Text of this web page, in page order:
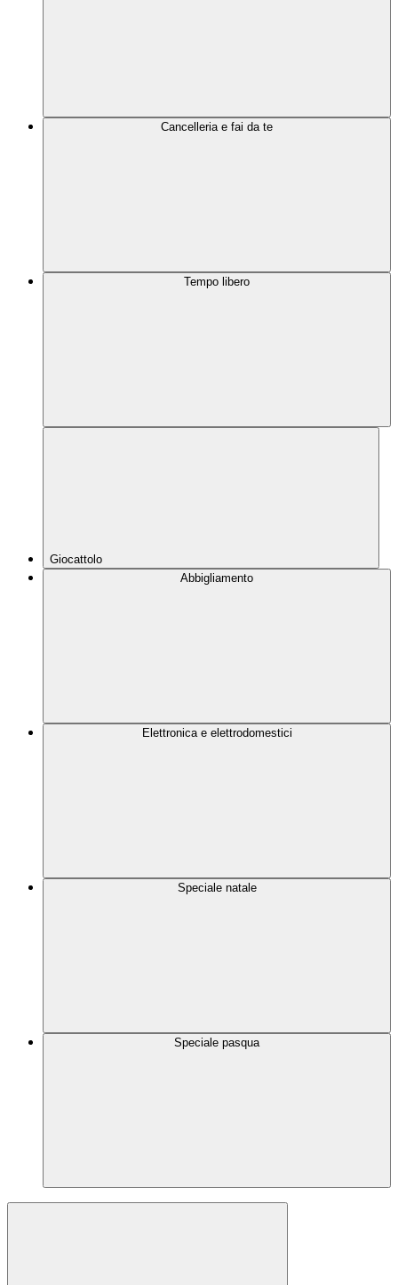
Cancelleria e fai da te
Tempo libero
Giocattolo
Abbigliamento
Elettronica e elettrodomestici
Speciale natale
Speciale pasqua